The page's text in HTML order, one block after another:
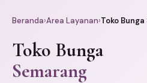
Beranda›Area Layanan›Toko
Toko Bunga
Semarang